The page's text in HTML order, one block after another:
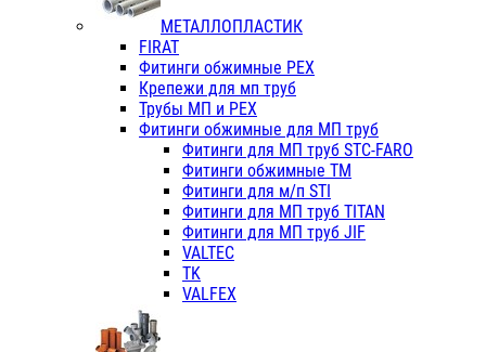
МЕТАЛЛОПЛАСТИК
FIRAT
Фитинги обжимные PEX
Крепежи для мп труб
Трубы МП и PEX
Фитинги обжимные для МП труб
Фитинги для МП труб STC-FARO
Фитинги обжимные ТМ
Фитинги для м/п STI
Фитинги для МП труб TITAN
Фитинги для МП труб JIF
VALTEC
TK
VALFEX